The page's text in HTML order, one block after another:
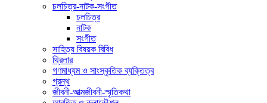
চলচিত্র-নাটক-সংগীত
চলচিত্র
নাটক
সংগীত
সাহিত্য বিষয়ক বিবিধ
থ্রিলার
গণমাধ্যম ও সাংস্কৃতিক ব্যক্তিত্ব
গ্রন্থ
জীবনী-আত্মজীবনী-স্মৃতিকথা